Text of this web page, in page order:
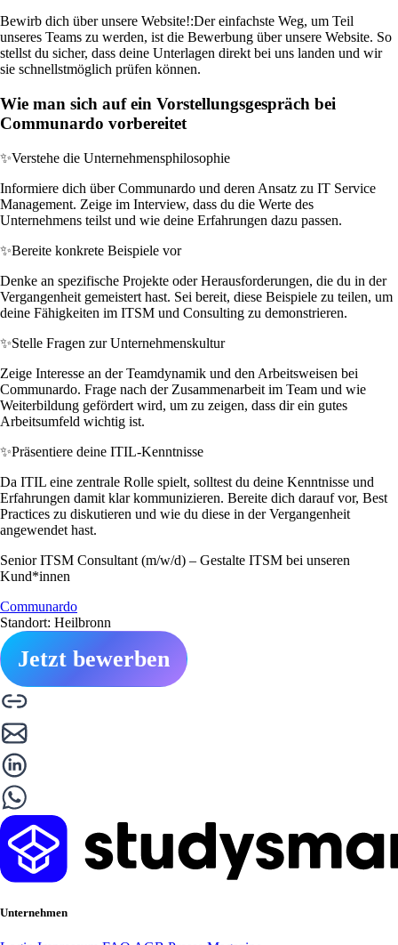
Bewirb dich über unsere Website!:Der einfachste Weg, um Teil
unseres Teams zu werden, ist die Bewerbung über unsere Website. So
stellst du sicher, dass deine Unterlagen direkt bei uns landen und wir
sie schnellstmöglich prüfen können.
Wie man sich auf ein Vorstellungsgespräch bei
Communardo vorbereitet
✨Verstehe die Unternehmensphilosophie
Informiere dich über Communardo und deren Ansatz zu IT Service
Management. Zeige im Interview, dass du die Werte des
Unternehmens teilst und wie deine Erfahrungen dazu passen.
✨Bereite konkrete Beispiele vor
Denke an spezifische Projekte oder Herausforderungen, die du in der
Vergangenheit gemeistert hast. Sei bereit, diese Beispiele zu teilen, um
deine Fähigkeiten im ITSM und Consulting zu demonstrieren.
✨Stelle Fragen zur Unternehmenskultur
Zeige Interesse an der Teamdynamik und den Arbeitsweisen bei
Communardo. Frage nach der Zusammenarbeit im Team und wie
Weiterbildung gefördert wird, um zu zeigen, dass dir ein gutes
Arbeitsumfeld wichtig ist.
✨Präsentiere deine ITIL-Kenntnisse
Da ITIL eine zentrale Rolle spielt, solltest du deine Kenntnisse und
Erfahrungen damit klar kommunizieren. Bereite dich darauf vor, Best
Practices zu diskutieren und wie du diese in der Vergangenheit
angewendet hast.
Senior ITSM Consultant (m/w/d) – Gestalte ITSM bei unseren
Kund*innen
Communardo
Standort: Heilbronn
Jetzt bewerben
Unternehmen